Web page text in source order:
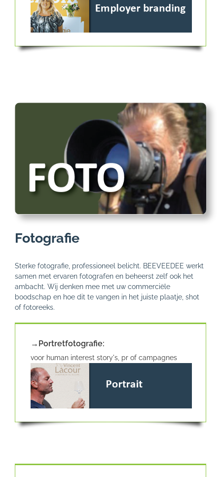
Fotografie
Sterke fotografie, professioneel belicht. BEEVEEDEE werkt
samen met ervaren fotografen en beheerst zelf ook het
ambacht. Wij denken mee met uw commerciële
boodschap en hoe dit te vangen in het juiste plaatje, shot
of fotoreeks.
→Portretfotografie:
voor human interest story's, pr of campagnes